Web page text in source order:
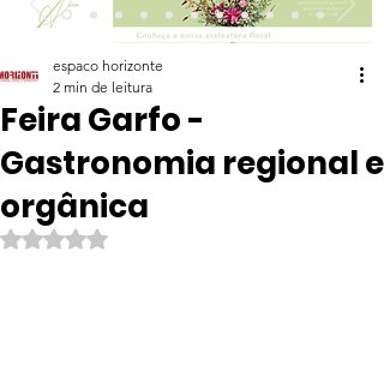
Feira Garfo -
Gastronomia regional e
orgânica
espaco horizonte
2 min de leitura
Avaliado com NaN de 5 estrelas.